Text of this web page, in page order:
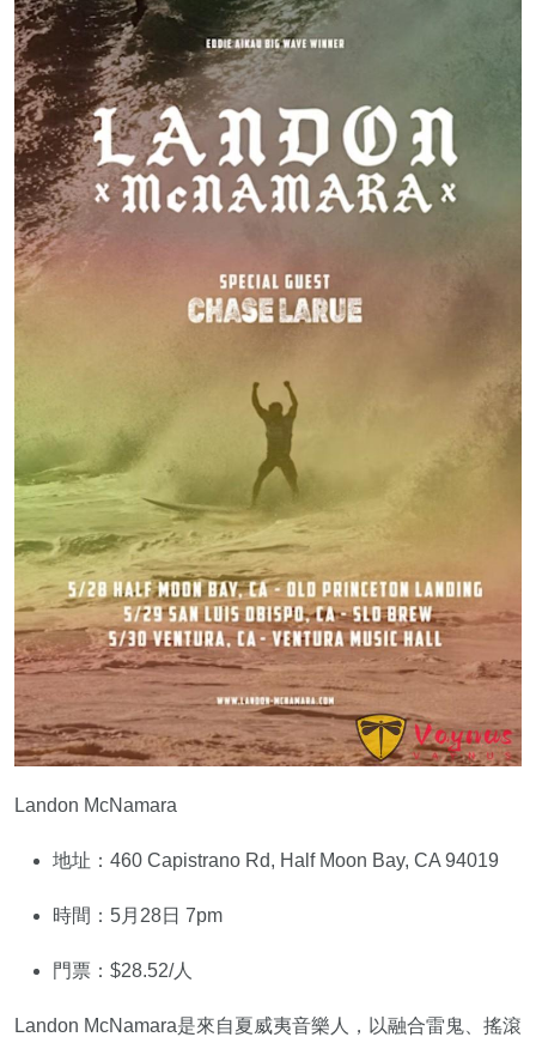
Landon McNamara
地址：460 Capistrano Rd, Half Moon Bay, CA 94019
時間：5月28日 7pm
門票：$28.52/人
Landon McNamara是來自夏威夷音樂人，以融合雷鬼、搖滾